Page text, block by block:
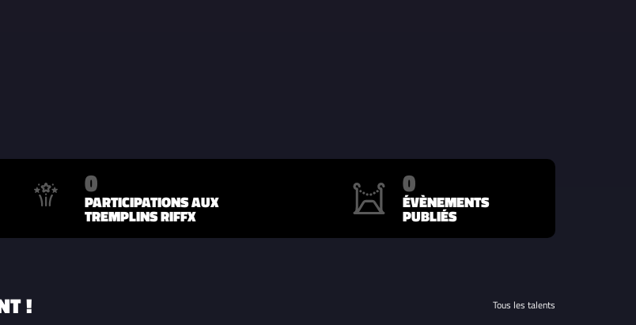
0
PARTICIPATIONS AUX
TREMPLINS RIFFX
0
ÉVÈNEMENTS
PUBLIÉS
! Tous les talents